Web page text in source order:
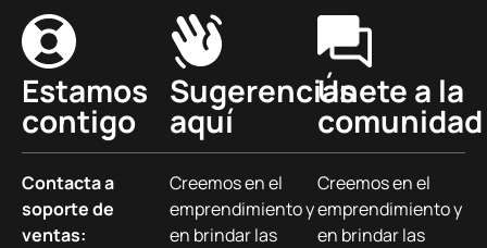
Estamos
contigo
Contacta a
soporte de
ventas:
Sugerencias
aquí
Creemos en el
emprendimiento y
en brindar las
Únete a la
comunidad
Creemos en el
emprendimiento y
en brindar las